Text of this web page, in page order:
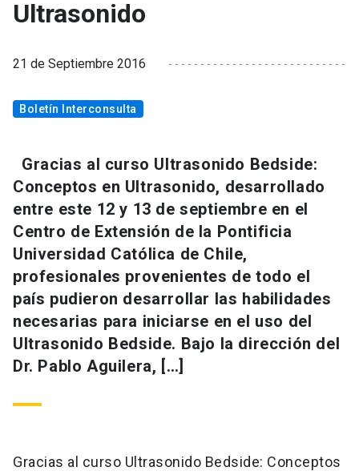
Ultrasonido
21 de Septiembre 2016
Boletín Interconsulta
Gracias al curso Ultrasonido Bedside:
Conceptos en Ultrasonido, desarrollado
entre este 12 y 13 de septiembre en el
Centro de Extensión de la Pontificia
Universidad Católica de Chile,
profesionales provenientes de todo el
país pudieron desarrollar las habilidades
necesarias para iniciarse en el uso del
Ultrasonido Bedside. Bajo la dirección del
Dr. Pablo Aguilera, […]
Gracias al curso Ultrasonido Bedside: Conceptos